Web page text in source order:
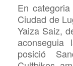
En
Ciudad de
Yaiza Saiz,
posició